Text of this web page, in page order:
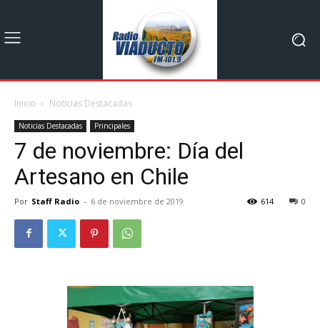
Inicio Noticias Destacadas
Noticias Destacadas Principales
7 de noviembre: Día del
Artesano en Chile
Por Staff Radio - 6 de noviembre de 2019 0
614